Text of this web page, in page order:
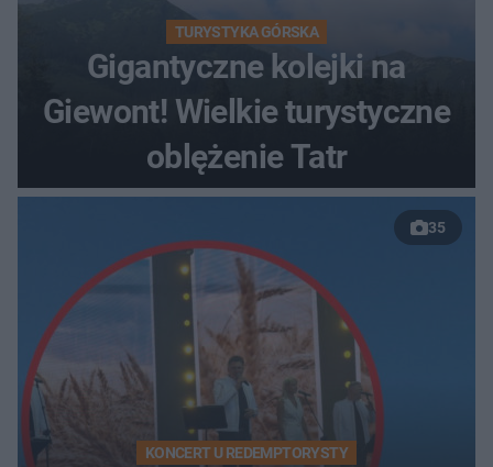
TURYSTYKA GÓRSKA
Gigantyczne kolejki na
Giewont! Wielkie turystyczne
oblężenie Tatr
35
KONCERT U REDEMPTORYSTY